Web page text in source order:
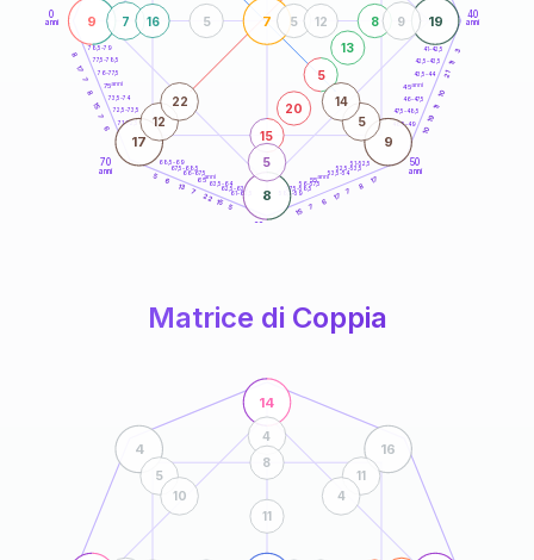
0
anni
40
anni
50
anni
60
70
anni
41-42,5
42,5-43,5
43,5-44
46-47,5
47,5-48,5
48,5-49
51-52,5
52,5-53,5
53,5-54
56-57,5
57,5-58,5
58,5-59
61-62,5
62,5-63,5
63,5-64
66-67,5
67,5-68,5
68,5-69
71-72,5
72,5-73,5
73,5-74
76-77,5
77,5-78,5
78,5-79 3
11
21
10
11
19
10
17
8
7
17
6
7
15
5
15
22
7
13
6
5
6
7
15
8
7
17
8
9 19
8
7
17 9
15
20
5
13
8
7 9
5
16 5 12
5
12
22
5
14
45anni
55anni
65anni
75anni
Matrice di Coppia
14
4 16
4
8
11
5
10
11
4